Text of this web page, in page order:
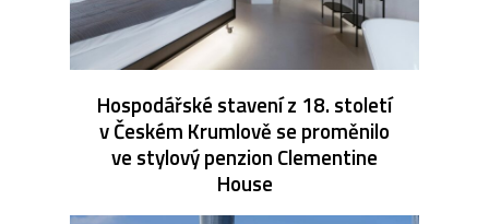
Hospodářské stavení z 18. století
v Českém Krumlově se proměnilo
ve stylový penzion Clementine
House